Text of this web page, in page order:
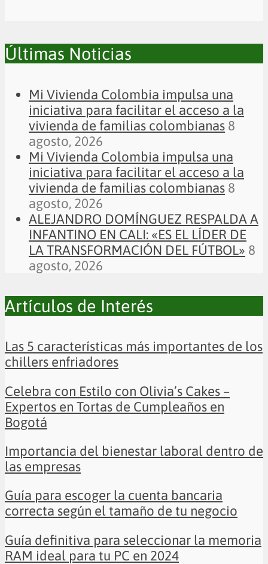
Últimas Noticias
Mi Vivienda Colombia impulsa una
iniciativa para facilitar el acceso a la
vivienda de familias colombianas 8
agosto, 2026
Mi Vivienda Colombia impulsa una
iniciativa para facilitar el acceso a la
vivienda de familias colombianas 8
agosto, 2026
ALEJANDRO DOMÍNGUEZ RESPALDA A
INFANTINO EN CALI: «ES EL LÍDER DE
LA TRANSFORMACIÓN DEL FÚTBOL» 8
agosto, 2026
Artículos de Interés
Las 5 características más importantes de los
chillers enfriadores
Celebra con Estilo con Olivia’s Cakes –
Expertos en Tortas de Cumpleaños en
Bogotá
Importancia del bienestar laboral dentro de
las empresas
Guía para escoger la cuenta bancaria
correcta según el tamaño de tu negocio
Guía definitiva para seleccionar la memoria
RAM ideal para tu PC en 2024